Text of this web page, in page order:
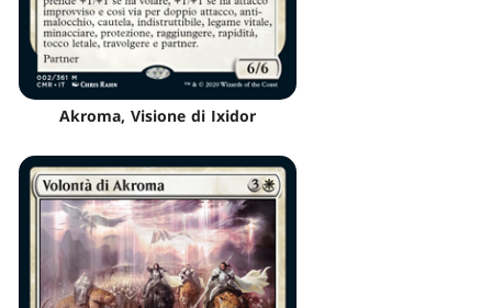
Akroma, Visione di Ixidor